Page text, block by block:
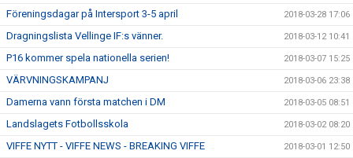
Föreningsdagar på Intersport 3-5 april 2018-03-28 17:06
Dragningslista Vellinge IF:s vänner. 2018-03-12 10:41
P16 kommer spela nationella serien! 2018-03-07 15:25
VÄRVNINGSKAMPANJ 2018-03-06 23:38
Damerna vann första matchen i DM 2018-03-05 08:51
Landslagets Fotbollsskola 2018-03-02 08:20
VIFFE NYTT - VIFFE NEWS - BREAKING VIFFE 2018-03-01 12:50